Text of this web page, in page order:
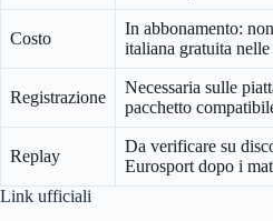
Costo
In abbonamento:
italiana gratuita
Registrazione
Necessaria sulle
pacchetto
Replay
Da verificare su
Eurosport dopo i
Link ufficiali